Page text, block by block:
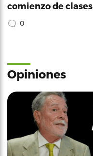
comienzo de clases
0
Opiniones